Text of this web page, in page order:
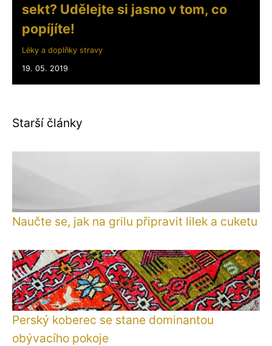
sekt? Udělejte si jasno v tom, co
popíjíte!
Léky a doplňky stravy
19. 05. 2019
Starší články
Naučte se, jak na grilu připravit lilek a cuketu
Perský koberec se stane dominantou
obývacího pokoje